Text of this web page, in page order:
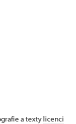
a texty licenci